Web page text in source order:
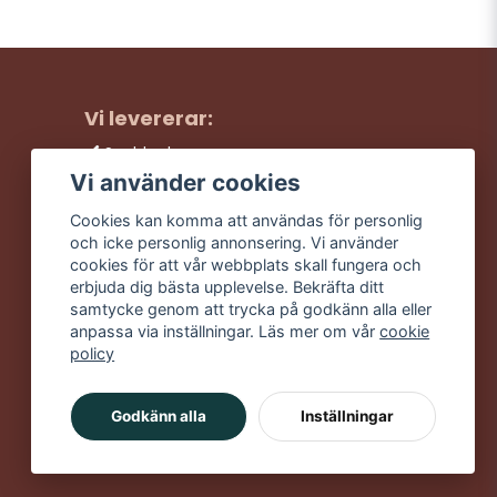
Vi levererar:
Snabba leveranser
Trygga köp
Fri frakt över 499:-
Trevlig kundtjänst
Vi använder cookies
Cookies kan komma att användas för personlig
och icke personlig annonsering. Vi använder
cookies för att vår webbplats skall fungera och
erbjuda dig bästa upplevelse. Bekräfta ditt
samtycke genom att trycka på godkänn alla eller
anpassa via inställningar. Läs mer om vårcookie
policy
Godkänn alla Inställningar